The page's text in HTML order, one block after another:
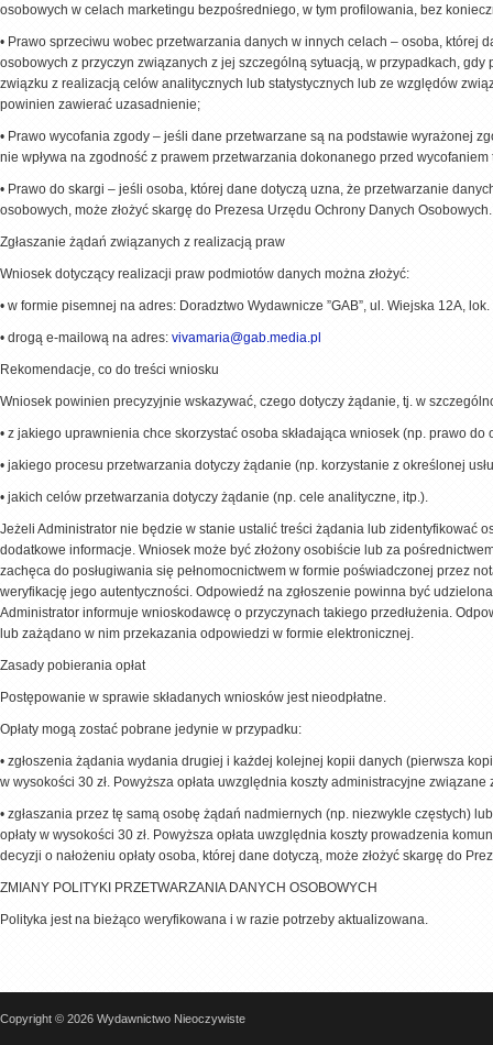
osobowych w celach marketingu bezpośredniego, w tym profilowania, bez
• Prawo sprzeciwu wobec przetwarzania danych w innych celach – osoba, której
osobowych z przyczyn związanych z jej szczególną sytuacją, w przypadkach,
związku z realizacją celów analitycznych lub statystycznych lub ze względów
powinien zawierać uzasadnienie;
• Prawo wycofania zgody – jeśli dane przetwarzane są na podstawie wyrażonej
nie wpływa na zgodność z prawem przetwarzania dokonanego przed wycofaniem
• Prawo do skargi – jeśli osoba, której dane dotyczą uzna, że przetwarzanie
osobowych, może złożyć skargę do Prezesa Urzędu Ochrony Danych Osobowych.
Zgłaszanie żądań związanych z realizacją praw
Wniosek dotyczący realizacji praw podmiotów danych można złożyć:
• w formie pisemnej na adres: Doradztwo Wydawnicze ”GAB”, ul. Wiejska 12A,
• drogą e-mailową na adres: vivamaria@gab.media.pl
Rekomendacje, co do treści wniosku
Wniosek powinien precyzyjnie wskazywać, czego dotyczy żądanie, tj. w
• z jakiego uprawnienia chce skorzystać osoba składająca wniosek (np. prawo
• jakiego procesu przetwarzania dotyczy żądanie (np. korzystanie z określonej
• jakich celów przetwarzania dotyczy żądanie (np. cele analityczne, itp.).
Jeżeli Administrator nie będzie w stanie ustalić treści żądania lub zidentyfikować
dodatkowe informacje. Wniosek może być złożony osobiście lub za
zachęca do posługiwania się pełnomocnictwem w formie poświadczonej przez
weryfikację jego autentyczności. Odpowiedź na zgłoszenie powinna być
Administrator informuje wnioskodawcę o przyczynach takiego przedłużenia.
lub zażądano w nim przekazania odpowiedzi w formie elektronicznej.
Zasady pobierania opłat
Postępowanie w sprawie składanych wniosków jest nieodpłatne.
Opłaty mogą zostać pobrane jedynie w przypadku:
• zgłoszenia żądania wydania drugiej i każdej kolejnej kopii danych (pierwsza
w wysokości 30 zł. Powyższa opłata uwzględnia koszty administracyjne
• zgłaszania przez tę samą osobę żądań nadmiernych (np. niezwykle częstych)
opłaty w wysokości 30 zł. Powyższa opłata uwzględnia koszty prowadzenia
decyzji o nałożeniu opłaty osoba, której dane dotyczą, może złożyć skargę do
ZMIANY POLITYKI PRZETWARZANIA DANYCH OSOBOWYCH
Polityka jest na bieżąco weryfikowana i w razie potrzeby aktualizowana.
Copyright © 2026 Wydawnictwo Nieoczywiste